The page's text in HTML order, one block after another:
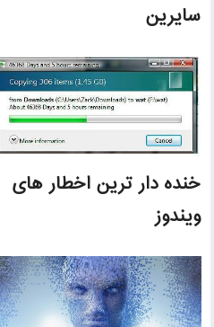
سایرین
خنده دار ترین اخطار های
ویندوز